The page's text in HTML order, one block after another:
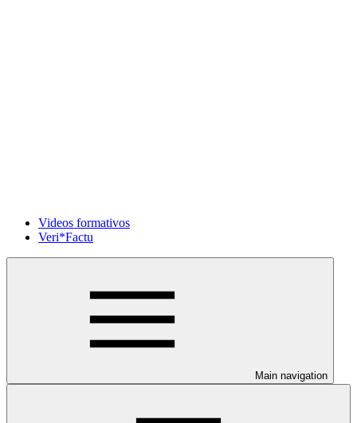
Videos formativos
Veri*Factu
Main navigation